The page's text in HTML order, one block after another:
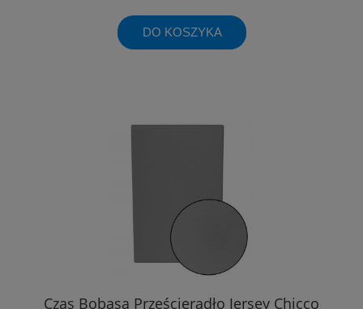
DO KOSZYKA
Czas Bobasa Prześcieradło Jersey Chicco